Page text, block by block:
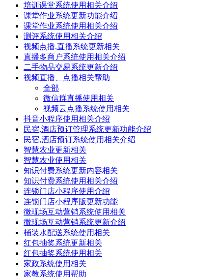
培训课堂系统使用相关介绍
课堂作业系统更新功能介绍
课堂作业系统使用相关介绍
测评系统使用相关介绍
视频点播,直播系统更新相关
直播多商户系统使用相关介绍
二手物品交易系统更新介绍
视频直播、点播相关帮助
全部
微信群直播使用相关
视频云点播系统使用相关
抖音小程序使用相关介绍
民宿,酒店预订管理系统更新功能介绍
民宿,酒店预订系统使用相关介绍
智慧农业更新相关
智慧农业使用相关
知识付费系统更新内容相关
知识付费系统使用相关介绍
连锁门店小程序使用介绍
连锁门店小程序版更新功能
微现场互动营销系统使用相关
微现场互动营销系统更新介绍
桶装水配送系统使用相关
红包抽奖系统更新相关
红包抽奖系统使用相关
家政系统使用相关
家教系统使用帮助